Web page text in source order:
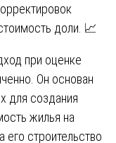
доли. 📈
при оценке
Он основан
для создания
жилья на
его строительство